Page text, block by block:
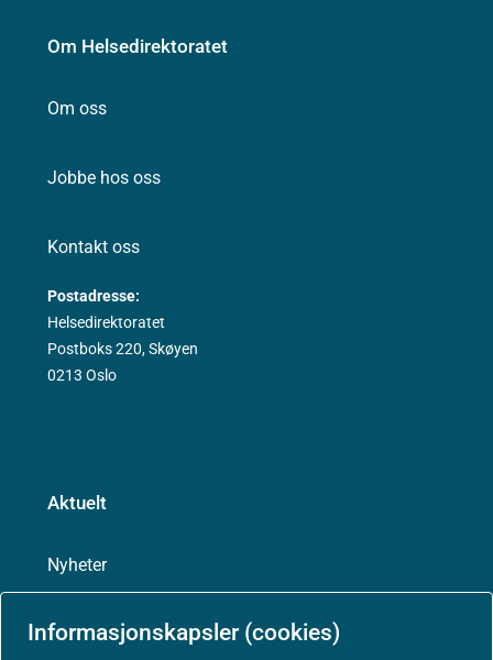
Informasjonskapsler (cookies)
Om Helsedirektoratet
Om oss
Jobbe hos oss
Kontakt oss
Postadresse:
Helsedirektoratet
Postboks 220, Skøyen
0213 Oslo
Aktuelt
Nyheter
Arrangementer